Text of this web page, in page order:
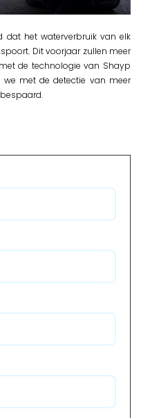
dat het waterverbruik van elk
Dit voorjaar zullen meer
met de technologie van Shayp
met de detectie van meer
bespaard.